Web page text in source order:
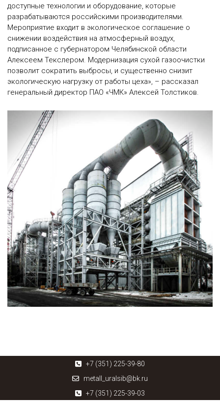
доступные технологии и оборудование, которые
разрабатываются российскими производителями.
Мероприятие входит в экологическое соглашение о
снижении воздействия на атмосферный воздух,
подписанное с губернатором Челябинской области
Алексеем Текслером. Модернизация сухой газоочистки
позволит сократить выбросы, и существенно снизит
экологическую нагрузку от работы цеха», – рассказал
генеральный директор ПАО «ЧМК» Алексей Толстиков.
+7 (351) 225-39-80
metall_uralsib@bk.ru
+7 (351) 225-39-03